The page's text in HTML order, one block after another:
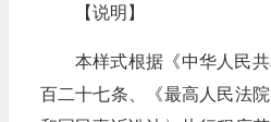
【说明】
本样式根据《中华人民
百二十七条、《最高人民法